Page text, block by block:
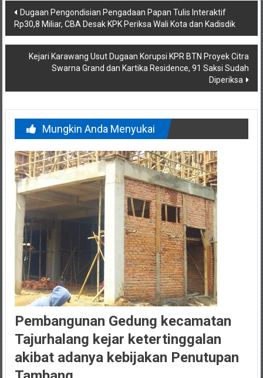
Navigasi
pos
Dugaan Pengondisian Pengadaan Papan Tulis Interaktif
Rp30,8 Miliar, CBA Desak KPK Periksa Wali Kota dan Kadisdik
Kejari Karawang Usut Dugaan Korupsi KPR BTN Proyek Citra
Swarna Grand dan Kartika Residence, 91 Saksi Sudah
Diperiksa
Mungkin Anda Menyukai
Pembangunan Gedung kecamatan
Tajurhalang kejar ketertinggalan
akibat adanya kebijakan Penutupan